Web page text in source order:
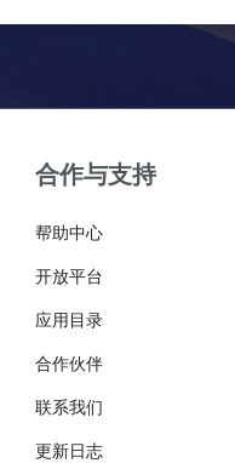
合作与支持
帮助中心
开放平台
应用目录
合作伙伴
联系我们
更新日志